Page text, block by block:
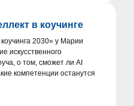
в коучинге
2030» у Марии
искусственного
о том, сможет ли AI
компетенции останутся